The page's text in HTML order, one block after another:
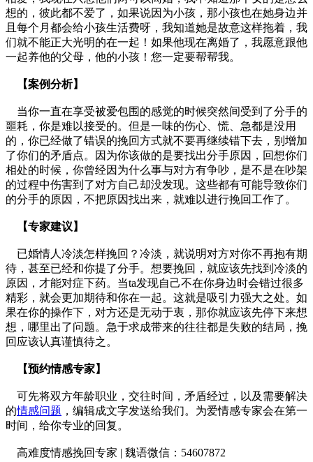
想的，彼此都不爱了，如果说因为小孩，那小孩也在她身边并
且每个月都会给小孩生活费呀，我知道她是故意这样拖着，我
们就不能正大光明的在一起！如果他现在离婚了，我愿意跟他
一起养他的父母，他的小孩！您一定要帮帮我。
【案例分析】
当你一直在享受被爱包围的感觉的时候突然间受到了分手的
噩耗，你是难以接受的。但是一味的伤心、慌、急都是没用
的，你已经做了错误的挽回方式就不要再继续错下去，别增加
了你们的矛盾点。因为你该做的是要找出分手原因，回想你们
相处的时候，你曾经因为什么事与对方有争吵，是不是在吵架
的过程中伤害到了对方自己却没发现。这些都有可能导致你们
的分手的原因，不把原因找出来，就难以进行挽回工作了。
【专家建议】
已婚情人冷淡怎样挽回？冷淡，就说明对方对你不再抱有期
待，甚至已经和你提了分手。想要挽回，就应该先找到冷淡的
原因，才能对症下药。当ta发现自己不在你身边时会错过很多
精彩，就会更加期待和你在一起。这就是吸引力强大之处。如
果在你的操作下，对方还是无动于衷，那你就应该先停下来想
想，哪里出了问题。急于求成带来的往往都是失败的结局，挽
回应该认真谨慎待之。
【预约情感专家】
可先将双方年龄职业，交往时间，矛盾经过，以及需要解决
的情感问题 ，编辑成文字发送给我们。为爱情感专家会在第一
时间，给你专业的回复。
高难度情感挽回专家 | 魏语微信：54607872